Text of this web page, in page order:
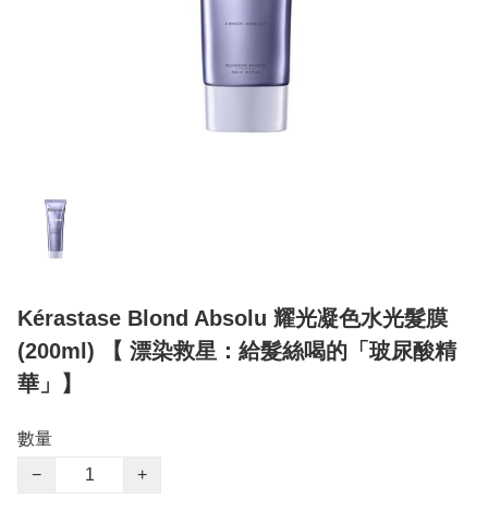
Kérastase Blond Absolu 耀光凝色水光髮膜
(200ml) 【 漂染救星：給髮絲喝的「玻尿酸精
華」】
數量
−
+